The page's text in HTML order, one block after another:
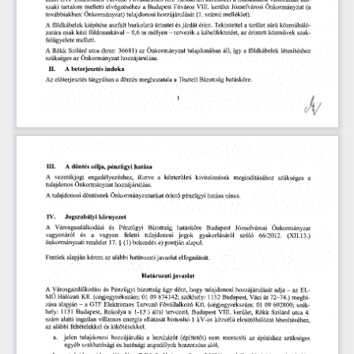
szaki
  tartalom
  melletti
  elvégzéséhez
  a Budapest
  Főváros
  VIII.
  kerület
  Józsefvárosi
  Önkormányzat
  (a
továbbiakban:
  Önkormányzat)
  tulajdonosi
hozzájárulását (1. számú
  melléklet).
A  földkábelek
  kiépítése
  aszfalt
burkolatú
  úttestet
  és
járdát
  érint.
  Tekintettel
  a terület
  sűrű
  közműháló-
zatára
  csak
kézi
  földmunkával
  -  0,6
  m
  mélyen
  -  tervezik
  a kábelfektetést,
  az
érintett közművek
  szak-
felügyelete mellett.
A  Rökk
  Szilárd
  utca
  (hrsz:
  36681)
  az
  Önkormányzat
  tulajdonában
  áll,
  így
  a  földkábelek
  létesítéshez
szükséges az Önkormányzat
  hozzájárulása.
II.
       A
  beterjesztés
  indoka
Az előterjesztés tárgyában
  a döntés
meghozatala
  a Tisztelt
  Bizottság
  hatásköre.
III.
      A
  döntés
  célja,
pénzügyi
  hatása
A   vezetékjogi
   engedélyezéshez,
   illetve
   a
  közterületi
   kivitelezések
   megindításához
   szükséges
   a
tulajdonos Önkormányzat
  hozzájárulása.
A  tulajdonosi döntésnek
  Önkormányzatunkat
  érintő
pénzügyi hatása
  nincs.
IV.
      Jogszabályi
  környezet
A   Városgazdálkodási
    és
   Pénzügyi
    Bizottság
   hatásköre
   Budapest
   Józsefvárosi
    Önkormányzat
vagyonáról
    és
    a
    vagyon
    feletti
    tulajdonosi
   jogok
    gyakorlásáról
    szóló
    66/2012.
    (XII.
13.)
önkormányzati
  rendelet
  17.
  § (1)
bekezdés
  e)
pontján alapul.
Fentiek
  alapján
kérem
  az
alábbi
  határozati
javaslat
  elfogadását.
Határozati
  javaslat
A  Városgazdálkodási
  és
  Pénzügyi
  bizottság
  úgy
  dönt,
  hogy
  tulajdonosi
hozzájárulását
  adja
-  az
  EL-
MŰ
  Hálózati
Kft. (cégjegyzékszám:
  01
  09
  874142;
  székhely:
  1132
  Budapest,
  Váci
  út
72-74.)
  megbí-
zása
  alapján
  -   a
  GTF
  Elektromos
  Tervező
  Fővállalkozó
  Kft.
  (cégjegyzékszám:
  01
  09
  692800;
  szék-
hely:
  1131
  Budapest,
  Rokolya
  u  1-13.)
  által
  tervezett,
  Budapest
  VIII.
  kerület,
  Rökk
  Szilárd
  utca
  4.
szám
  alatti
  ingatlan
  villamos
  energia
  ellátását
  biztosító
  1
kV-os
  közcélú
  elosztóhálózat
  létesítéséhez,
az   alábbi
  feltételekkel
és
  kikötésekkel:
a.      jelen
  tulajdonosi
  hozzájárulás
  a  beruházót
  (építtetőt)
  nem
  mentesíti
  az
  építéshez
  szükséges
egyéb
  szakhatósági
  és
hatósági
  engedélyek
beszerzése
  alól,